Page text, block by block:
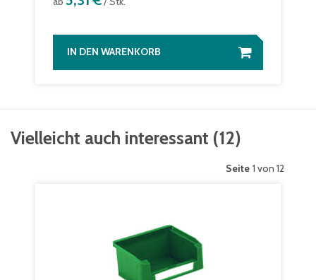
IN DEN WARENKORB
Vielleicht auch interessant (12)
Seite 1 von 12